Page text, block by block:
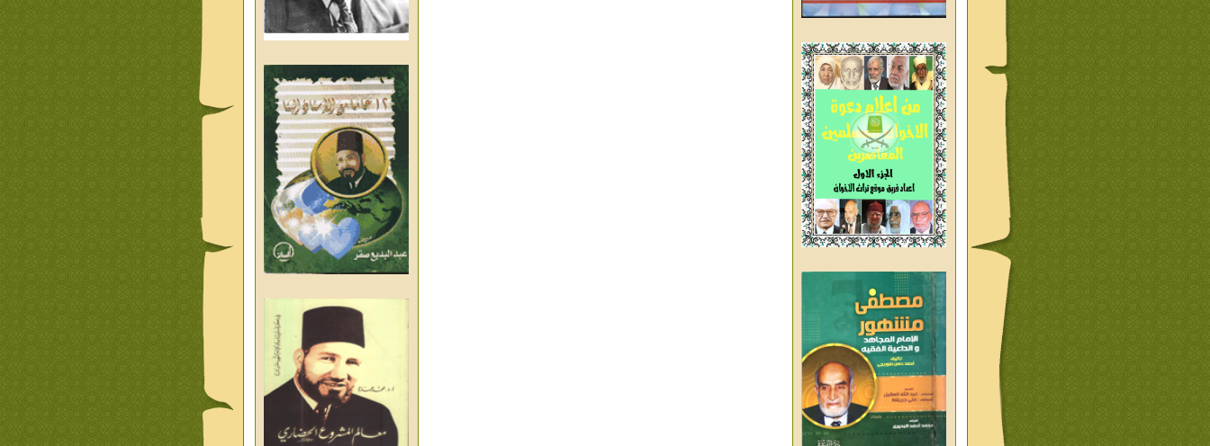
الشمائل المحمديه دكتور يحيى
غزب
واليوم والغد
من تراث د احمد العسال
العلمانية
كلمات رمضانية الشيخ عيسى
عبد العليم
قبسات رمضانية الشيخ عيسى
عبد العليم